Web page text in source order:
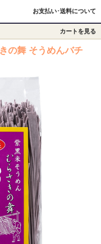
お支払い･送料について
カートを見る
の舞 そうめんバチ